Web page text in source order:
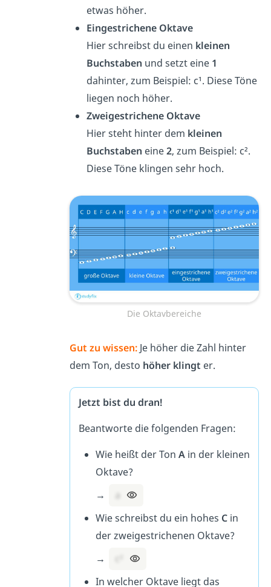
etwas höher.
Eingestrichene Oktave
Hier schreibst du einen kleinen
Buchstaben und setzt eine 1
dahinter, zum Beispiel: c¹. Diese Töne
liegen noch höher.
Zweigestrichene Oktave
Hier steht hinter dem kleinen
Buchstaben eine2, zum Beispiel: c².
Diese Töne klingen sehr hoch.
Die Oktavbereiche
Gut zu wissen: Je höher die Zahl hinter
dem Ton, desto höher klingt er.
Jetzt bist du dran!
Beantworte die folgenden Fragen:
Wie heißt der Ton A in der kleinen
Oktave?
→
a
Wie schreibst du ein hohes C in
der zweigestrichenen Oktave?
→
In welcher Oktave liegt das